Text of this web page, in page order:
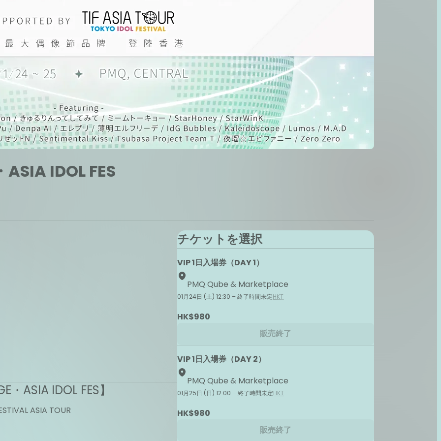
IDOL FES
ASIA IDOL FES】
ASIA TOUR
チケットを選択
VIP 1日入場券（DAY 1）
PMQ Qube & Marketplace
01月24日 (土) 12:30 – 終了時間未定HKT
HK$980
販売終了
VIP 1日入場券（DAY 2）
PMQ Qube & Marketplace
01月25日 (日) 12:00 – 終了時間未定HKT
HK$980
販売終了